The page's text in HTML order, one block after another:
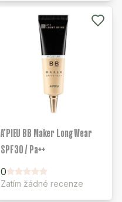
A'PIEU BB Maker Long Wear
SPF30 / Pa++
0
Zatím žádné recenze